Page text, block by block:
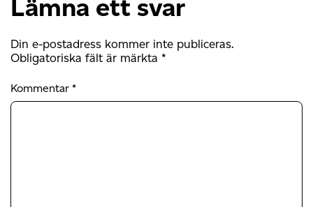
Lämna ett svar
Din e-postadress kommer inte publiceras.
Obligatoriska fält är märkta *
Kommentar *